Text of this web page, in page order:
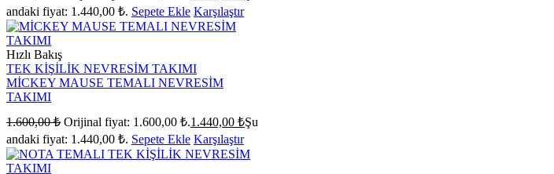
andaki fiyat: 1.440,00 ₺. Sepete Ekle Karşılaştır
Hızlı Bakış
TEK KİŞİLİK NEVRESİM TAKIMI
MİCKEY MAUSE TEMALI NEVRESİM
TAKIMI
1.600,00₺ Orijinal fiyat: 1.600,00 ₺.1.440,00 ₺Şu
andaki fiyat: 1.440,00 ₺. Sepete Ekle Karşılaştır